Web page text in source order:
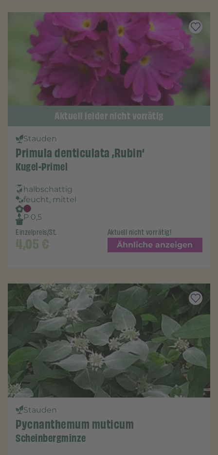
Aktuell leider nicht vorrätig
Stauden
Primula denticulata ‚Rubin‘
Kugel-Primel
halbschattig
feucht, mittel
P 0,5
Einzelpreis/St.
4,05€
Aktuell nicht vorrätig!
Ähnliche anzeigen
Stauden
Pycnanthemum muticum
Scheinbergminze